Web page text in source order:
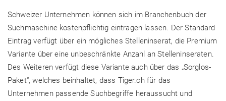
Schweizer Unternehmen können sich im Branchenbuch der
Suchmaschine kostenpflichtig eintragen lassen. Der Standard
Eintrag verfügt über ein mögliches Stelleninserat, die Premium
Variante über eine unbeschränkte Anzahl an Stelleninseraten.
Des Weiteren verfügt diese Variante auch über das „Sorglos-
Paket“, welches beinhaltet, dass Tiger.ch für das
Unternehmen passende Suchbegriffe heraussucht und